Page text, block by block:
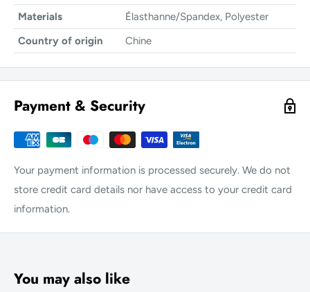
Materials
Élasthanne/Spandex, Polyester
Country of origin
Chine
Payment & Security
Your payment information is processed securely. We do not
store credit card details nor have access to your credit card
information.
You may also like